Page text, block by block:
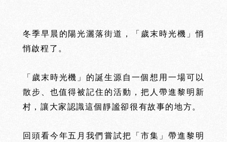
冬季早晨的陽光灑落街道，「歲末時光機」悄
悄啟程了。
「歲末時光機」的誕生源自一個想用一場可以
散步、也值得被記住的活動，把人帶進黎明新
村，讓大家認識這個靜謐卻很有故事的地方。
回頭看今年五月我們嘗試把「市集」帶進黎明